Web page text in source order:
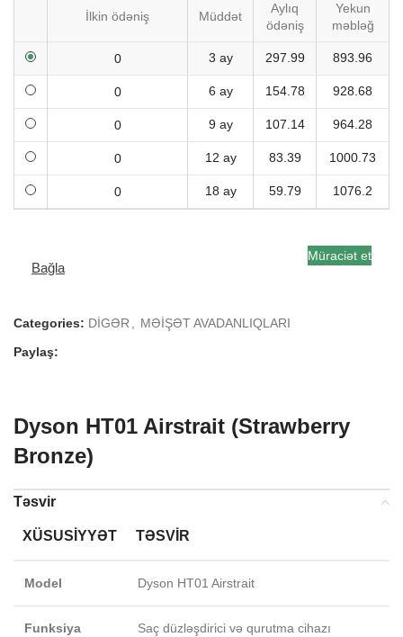
İlkin ödəniş Müddət
Aylıq
ödəniş
Yekun
məbləğ
3 ay 297.99 893.96
6 ay 154.78 928.68
9 ay 107.14 964.28
12 ay 83.39 1000.73
18 ay 59.79 1076.2
Bağla
Müraciət et
Categories: DİGƏR , MƏİŞƏT AVADANLIQLARI
Paylaş:
Dyson HT01 Airstrait (Strawberry
Bronze)
Təsvir
XÜSUSIYYƏT TƏSVIR
Model Dyson HT01 Airstrait
Funksiya Saç düzləşdirici və qurutma cihazı